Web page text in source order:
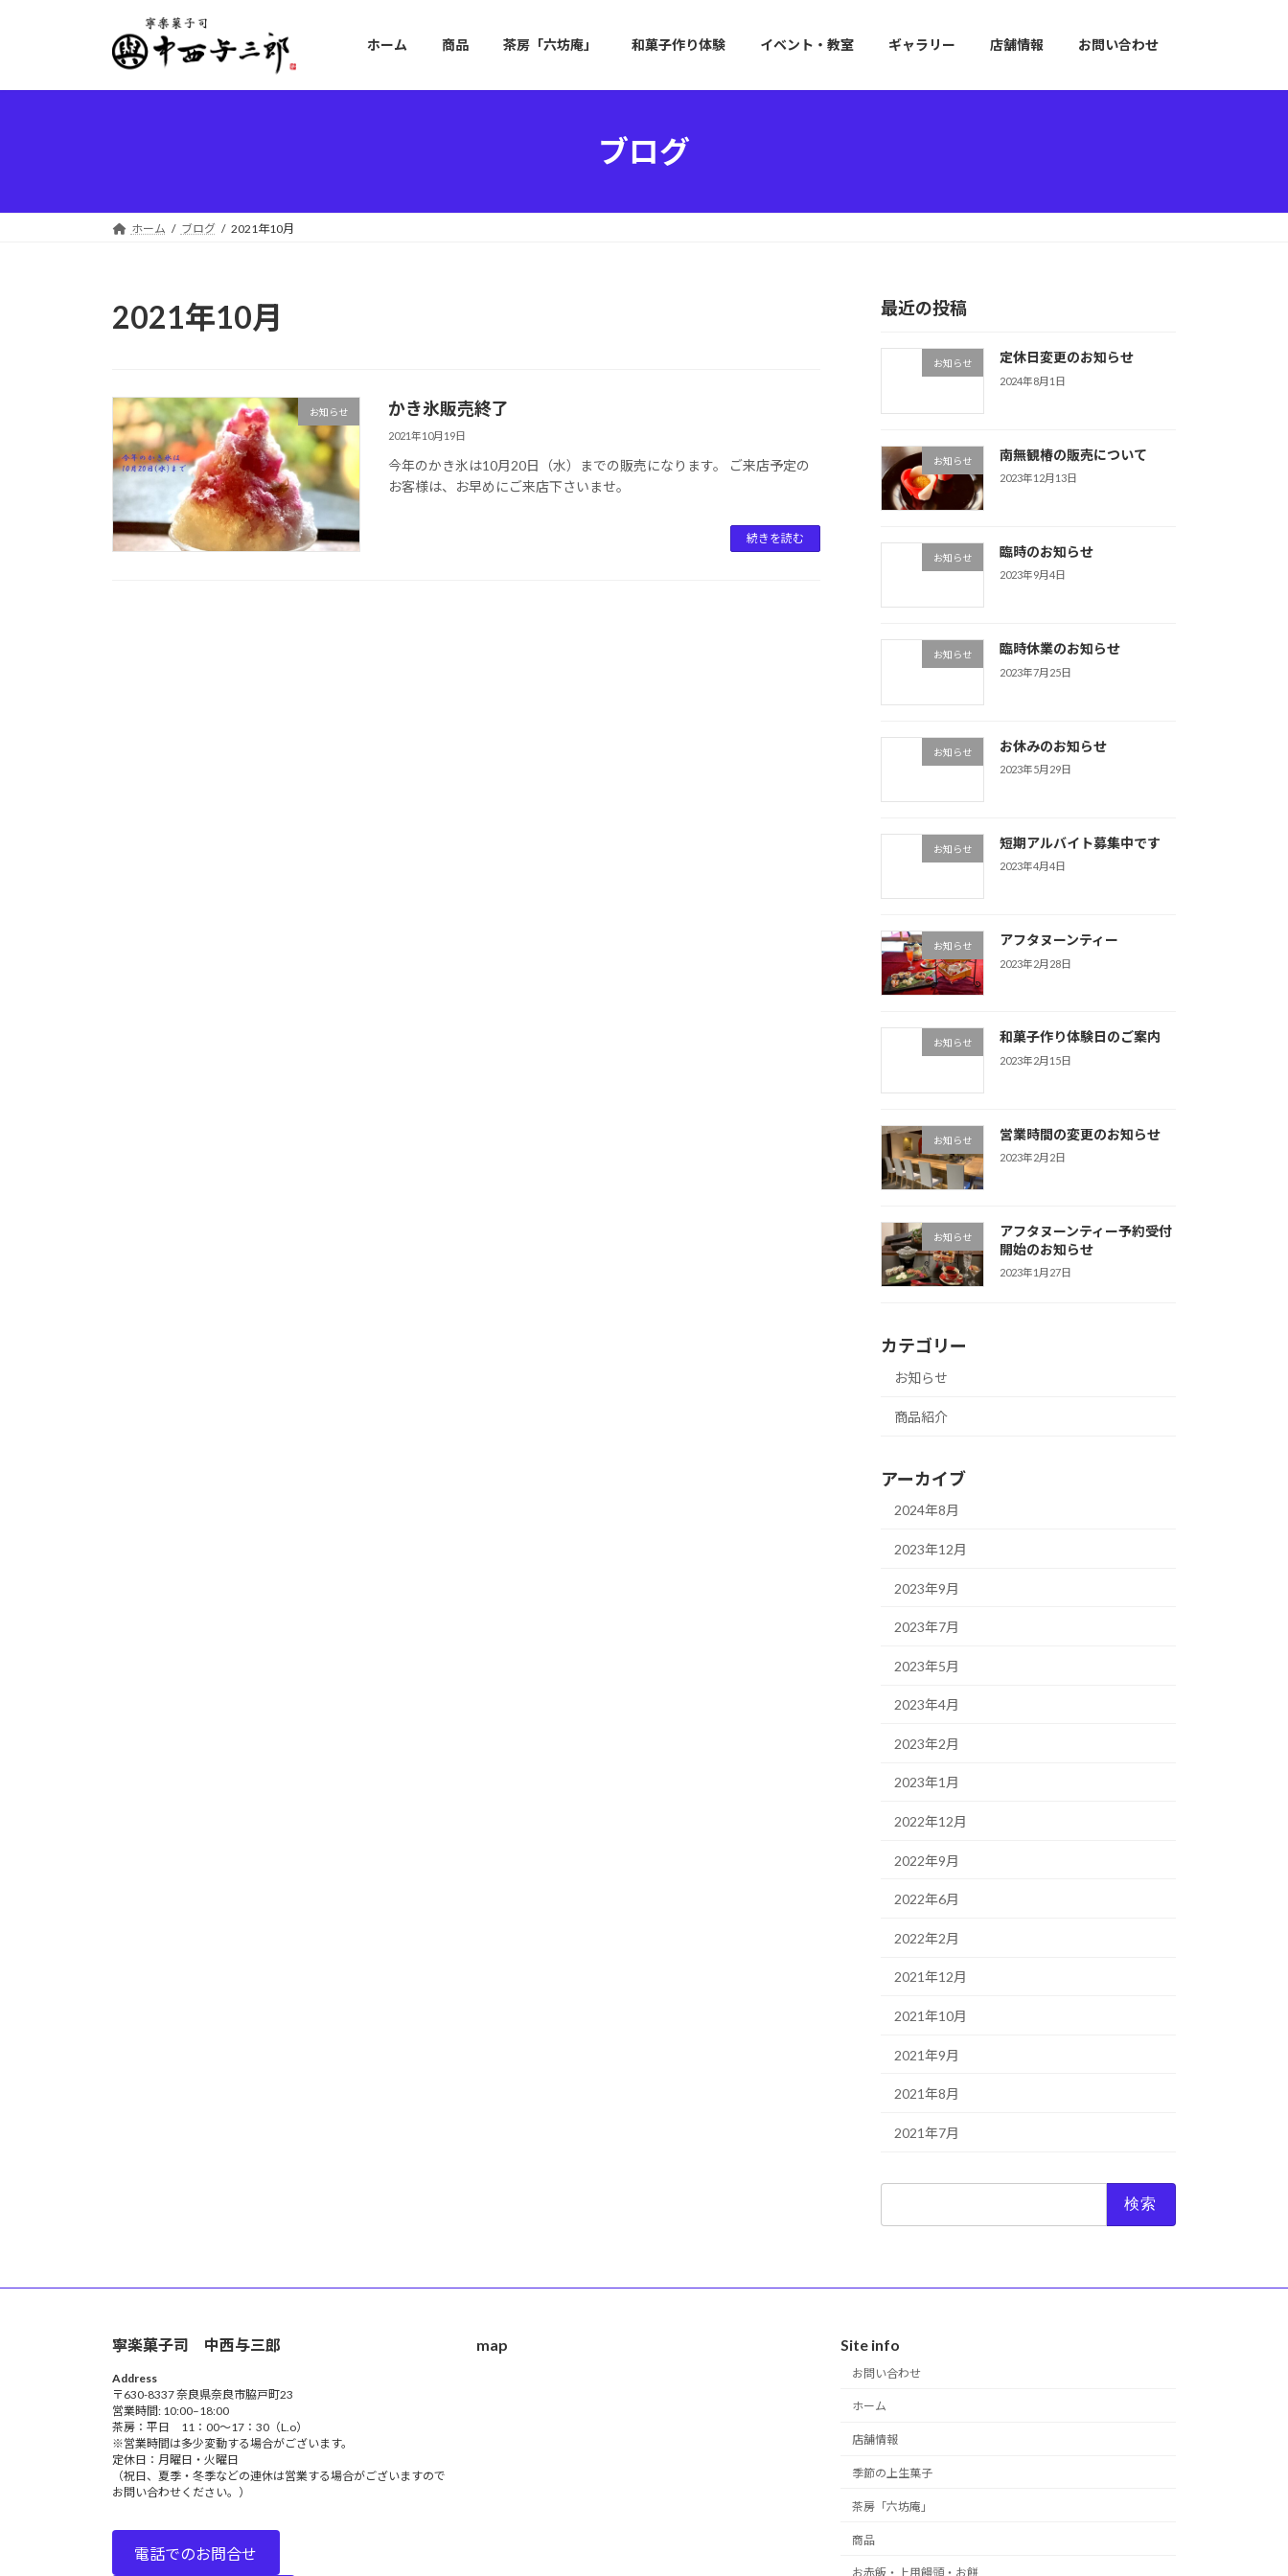
プ
動
ホーム 商品 茶房「六坊庵」 和菓子作り体験 イベント・教室 ギャラリー 店舗情報 お問い合わせ
ブログ
ホーム ブログ 2021年10月
2021年10月
お知らせ かき氷販売終了
2021年10月19日
今年のかき氷は10月20日（水）までの販売になります。 ご来店予定の
お客様は、お早めにご来店下さいませ。
続きを読む
最近の投稿
お知らせ 定休日変更のお知らせ
2024年8月1日
お知らせ 南無観椿の販売について
2023年12月13日
お知らせ 臨時のお知らせ
2023年9月4日
お知らせ 臨時休業のお知らせ
2023年7月25日
お知らせ お休みのお知らせ
2023年5月29日
お知らせ 短期アルバイト募集中です
2023年4月4日
お知らせ アフタヌーンティー
2023年2月28日
お知らせ 和菓子作り体験日のご案内
2023年2月15日
お知らせ 営業時間の変更のお知らせ
2023年2月2日
お知らせ
アフタヌーンティー予約受付
開始のお知らせ
2023年1月27日
カテゴリー
お知らせ
商品紹介
アーカイブ
2024年8月
2023年12月
2023年9月
2023年7月
2023年5月
2023年4月
2023年2月
2023年1月
2022年12月
2022年9月
2022年6月
2022年2月
2021年12月
2021年10月
2021年9月
2021年8月
2021年7月
寧楽菓子司 中西与三郎
Address
〒630-8337 奈良県奈良市脇戸町23
営業時間: 10:00–18:00
茶房：平日 11：00～17：30（L.o）
※営業時間は多少変動する場合がございます。
定休日：月曜日・火曜日
（祝日、夏季・冬季などの連休は営業する場合がございますので
お問い合わせください。）
電話でのお問合せ
map Site info
お問い合わせ
ホーム
店舗情報
季節の上生菓子
茶房「六坊庵」
商品
お赤飯・上用饅頭・お餅